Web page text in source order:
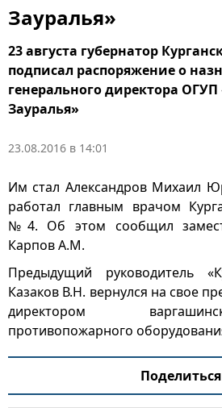
Зауралья»
23 августа губернатор
подписал распоряжение о
генерального директора
Зауралья»
23.08.2016 в 14:01
Им стал Александров Михаил
работал главным врачом
№4. Об этом сообщил
Карпов А.М.
Предыдущий руководитель
Казаков В.Н. вернулся на свое
директором
противопожарного
Поделиться